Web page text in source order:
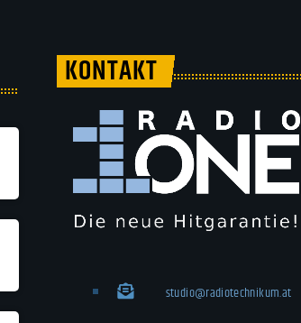
KONTAKT
studio@radiotechnikum.at